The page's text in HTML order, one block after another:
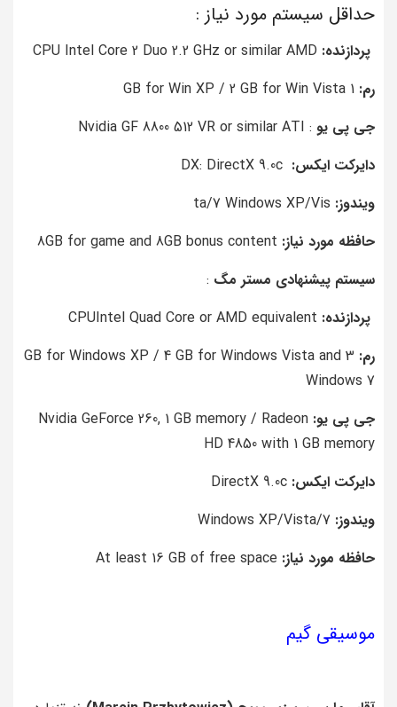
حداقل سیستم مورد نیاز :
پردازنده: CPU Intel Core 2 Duo 2.2 GHz or similar AMD
رم:
جی پی یو : Nvidia GF 8800 512 VR or similar ATI
دایرکت ایکس:
ویندوز:
حافظه مورد نیاز:
سیستم پیشنهادی مستر مگ :
پردازنده:
رم:
3 GB for Windows XP / 4 GB for Windows Vista and
Windows 7
جی پی یو: Nvidia GeForce 260, 1 GB memory / Radeon
HD 4850 with 1 GB memory
دایرکت ایکس:
ویندوز:
حافظه مورد نیاز:
موسیقی گیم